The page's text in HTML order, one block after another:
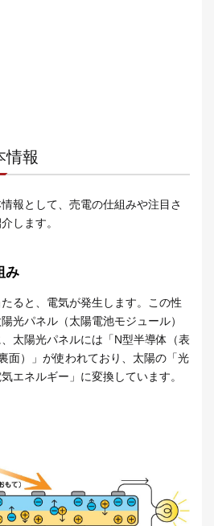
情報
報として、売電の仕組みや注目さ
します。
み
ると、電気が発生します。この性
光パネル（太陽電池モジュール）
太陽光パネルには「N型半導体（表
面）」が使われており、太陽の「光
エネルギー」に変換しています。